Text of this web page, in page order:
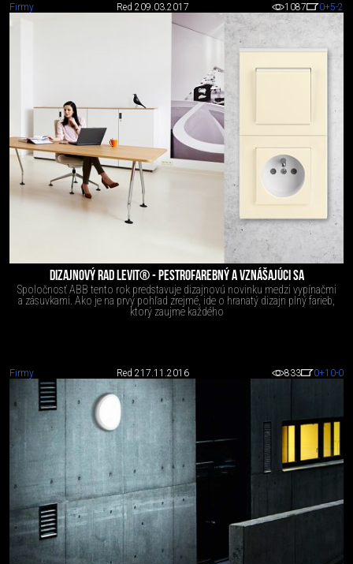
Firmy Red 209.03.2017 1087 0+5-2
DIZAJNOVÝ RAD LEVIT® - PESTROFAREBNÝ A VZNÁŠAJÚCI SA
Spoločnosť ABB tento rok predstavuje dizajnovú novinku medzi vypínačmi
a zásuvkami. Ako je na prvý pohľad zrejmé, ide o hranatý dizajn plný farieb,
ktorý zaujme každého
Firmy Red 217.11.2016 833 0+10-0